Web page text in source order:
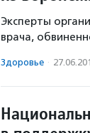
Эксперты
врача,
Здоровье ·